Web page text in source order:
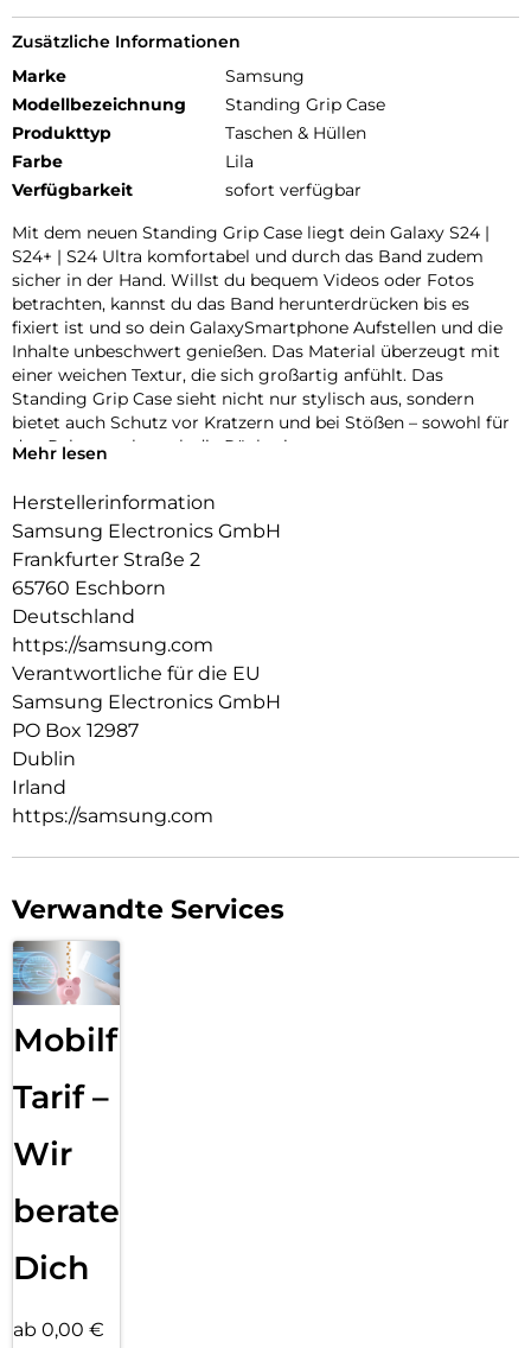
Zusätzliche Informationen
Marke
Samsung
Modellbezeichnung
Standing Grip Case
Produkttyp
Taschen & Hüllen
Farbe
Lila
Verfügbarkeit
sofort verfügbar
Mit dem neuen Standing Grip Case liegt dein Galaxy S24 |
S24+ | S24 Ultra komfortabel und durch das Band zudem
sicher in der Hand. Willst du bequem Videos oder Fotos
betrachten, kannst du das Band herunterdrücken bis es
fixiert ist und so dein GalaxySmartphone Aufstellen und die
Inhalte unbeschwert genießen. Das Material überzeugt mit
einer weichen Textur, die sich großartig anfühlt. Das
Standing Grip Case sieht nicht nur stylisch aus, sondern
bietet auch Schutz vor Kratzern und bei Stößen – sowohl für
den Rahmen als auch die Rückseite
Mehr lesen
Herstellerinformation
Samsung Electronics GmbH
Frankfurter Straße 2
65760 Eschborn
Deutschland
https://samsung.com
Verantwortliche für die EU
Samsung Electronics GmbH
PO Box 12987
Dublin
Irland
https://samsung.com
Verwandte Services
Mobilfunk
Tarif –
Wir
beraten
Dich
ab 0,00 €